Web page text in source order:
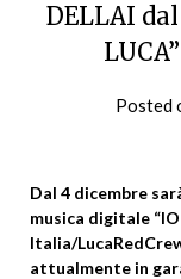
DELLAI
Posted
Dal 4 dicembre
musica digitale
Italia/
attualmente in